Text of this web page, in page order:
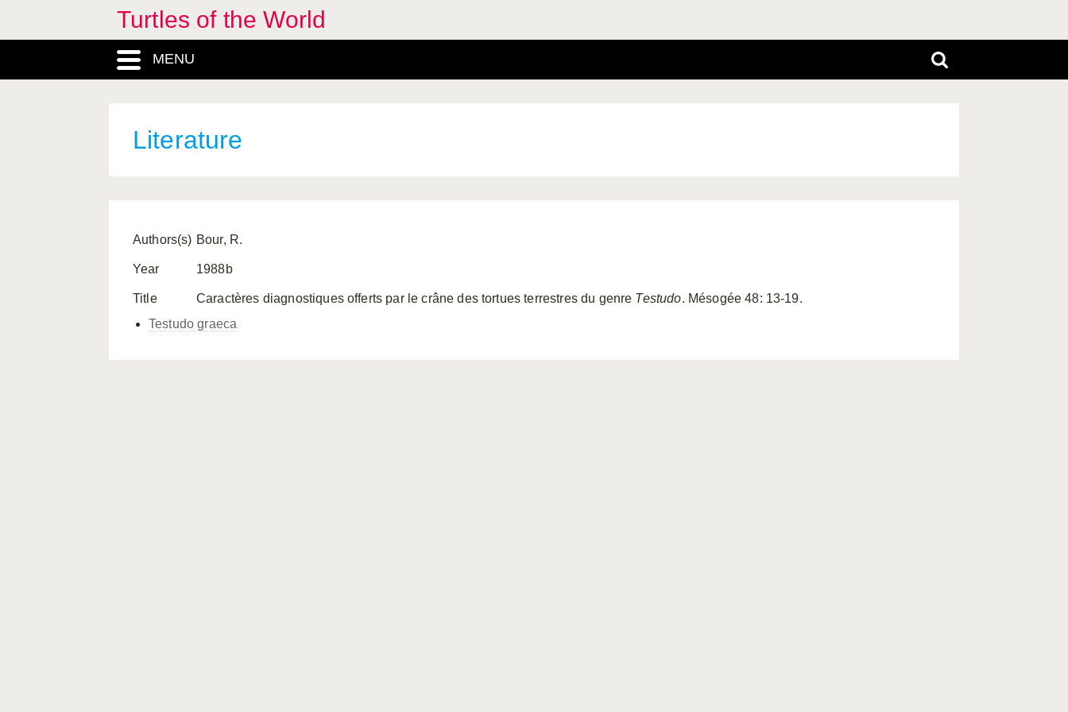
Turtles of the World
MENU
Literature
Authors(s) Bour, R.
Year 1988b
Title Caractères diagnostiques offerts par le crâne des tortues terrestres du genre Testudo. Mésogée 48: 13-19.
Testudo graeca